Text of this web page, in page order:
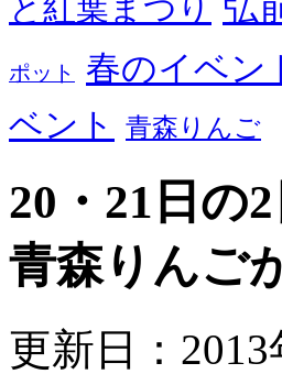
と紅葉まつり
ポット 春のイベン
ベント 青森りんご
20・21日の
青森りんご
更新日：